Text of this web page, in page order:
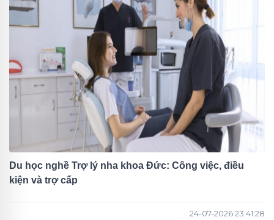
Du học nghề Trợ lý nha khoa Đức: Công việc, điều
kiện và trợ cấp
24-07-2026 23:41:28